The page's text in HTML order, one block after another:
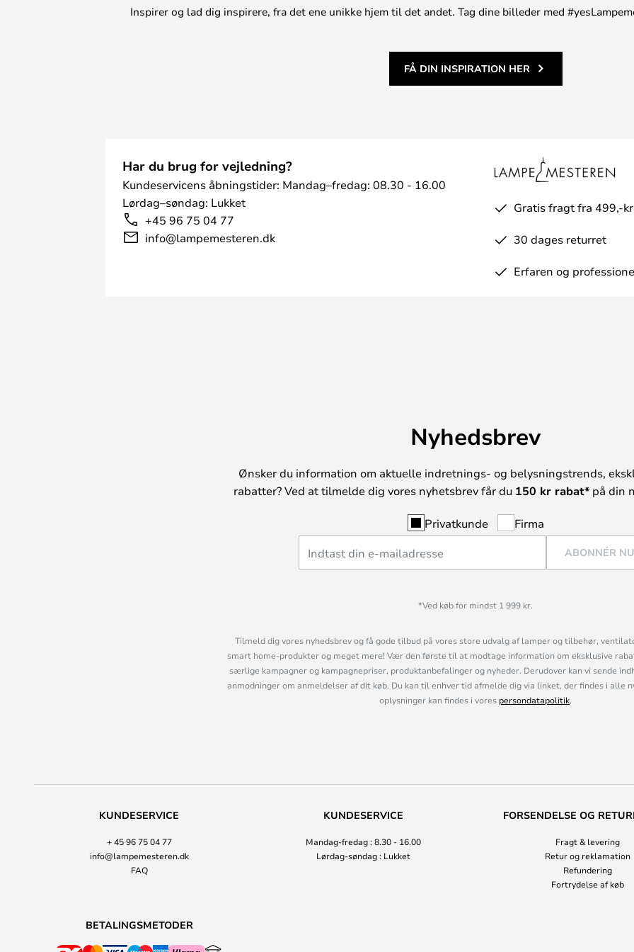
Inspirer og lad dig inspirere, fra det ene unikke hjem til det andet. Tag dine billeder med
FÅ DIN INSPIRATION HER
Har du brug for vejledning?
Kundeservicens åbningstider: Mandag–fredag: 08.30 - 16.00
Lørdag–søndag: Lukket
+45 96 75 04 77
info@lampemesteren.dk
Gratis fragt fra 499,-
30 dages returret
Erfaren og
Nyhedsbrev
Ønsker du information om aktuelle indretnings- og belysningstrends,
rabatter? Ved at tilmelde dig vores nyhetsbrev får du 150 kr rabat*på din
Privatkunde Firma
ABONNÉR NU
*Ved køb for mindst 1 999 kr.
Tilmeld dig vores nyhedsbrev og få gode tilbud på vores store udvalg af lamper og tilbehør,
smart home-produkter og meget mere! Vær den første til at modtage information om eksklusive
særlige kampagner og kampagnepriser, produktanbefalinger og nyheder. Derudover kan vi sende
anmodninger om anmeldelser af dit køb. Du kan til enhver tid afmelde dig via linket, der findes i alle
oplysninger kan findes i vores persondatapolitik.
KUNDESERVICE
+ 45 96 75 04 77
info@lampemesteren.dk
FAQ
KUNDESERVICE
Mandag-fredag : 8.30 - 16.00
Lørdag-søndag : Lukket
FORSENDELSE OG
Fragt & levering
Retur og reklamation
Refundering
Fortrydelse af køb
BETALINGSMETODER